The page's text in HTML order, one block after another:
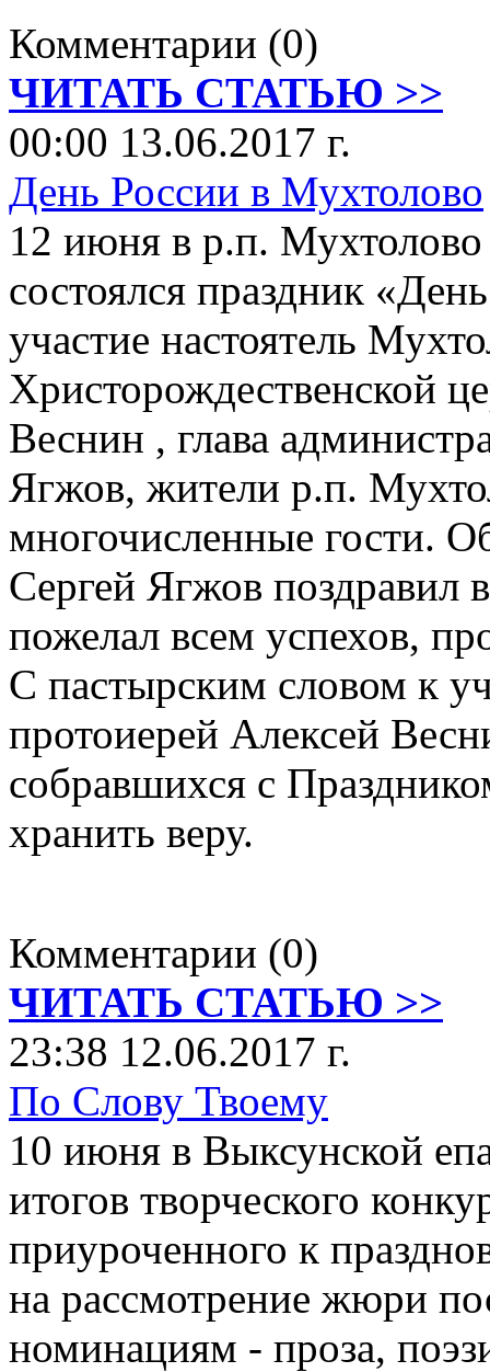
Комментарии (0)
ЧИТАТЬ СТАТЬЮ >>
00:00 13.06.2017 г.
День России в Мухтолово
12 июня в р.п. Мухтолово
состоялся праздник
участие настоятель
Христорождественской
Веснин , глава
Ягжов, жители р.п.
многочисленные гости.
Сергей Ягжов поздравил
пожелал всем успехов,
С пастырским словом к
протоиерей Алексей
собравшихся с
хранить веру.
Комментарии (0)
ЧИТАТЬ СТАТЬЮ >>
23:38 12.06.2017 г.
По Слову Твоему
10 июня в Выксунской
итогов творческого
приуроченного к
на рассмотрение жюри
номинациям - проза,